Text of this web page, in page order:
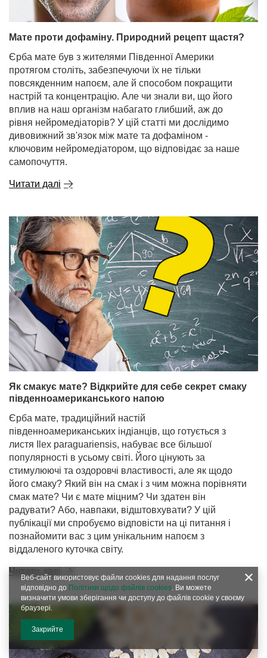
Мате проти дофаміну. Природний рецепт щастя?
Єрба мате був з жителями Південної Америки
протягом століть, забезпечуючи їх не тільки
повсякденним напоєм, але й способом покращити
настрій та концентрацію. Але чи знали ви, що його
вплив на наш організм набагато глибший, аж до
рівня нейромедіаторів? У цій статті ми дослідимо
дивовижний зв'язок між мате та дофаміном -
ключовим нейромедіатором, що відповідає за наше
самопочуття.
Читати далі
Як смакує мате? Відкрийте для себе секрет смаку
південноамериканського напою
Єрба мате, традиційний настій
південноамериканських індіанців, що готується з
листя Ilex paraguariensis, набуває все більшої
популярності в усьому світі. Його цінують за
стимулюючі та оздоровчі властивості, але як щодо
його смаку? Який він на смак і з чим можна порівняти
смак мате? Чи є мате міцним? Чи здатен він
радувати? Або, навпаки, відштовхувати? У цій
публікації ми спробуємо відповісти на ці питання і
познайомити вас з цим унікальним напоєм з
віддаленого куточка світу.
Читати далі
Веб-сайт використовує файли cookies для надання послуг
відповідно до Політики щодо файлів cookies. Ви можете
визначити умови зберігання чи доступу до файлів cookie у своєму
браузері.
Закрийте